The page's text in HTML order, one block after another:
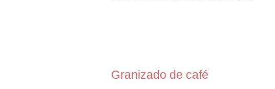
Granizado de café